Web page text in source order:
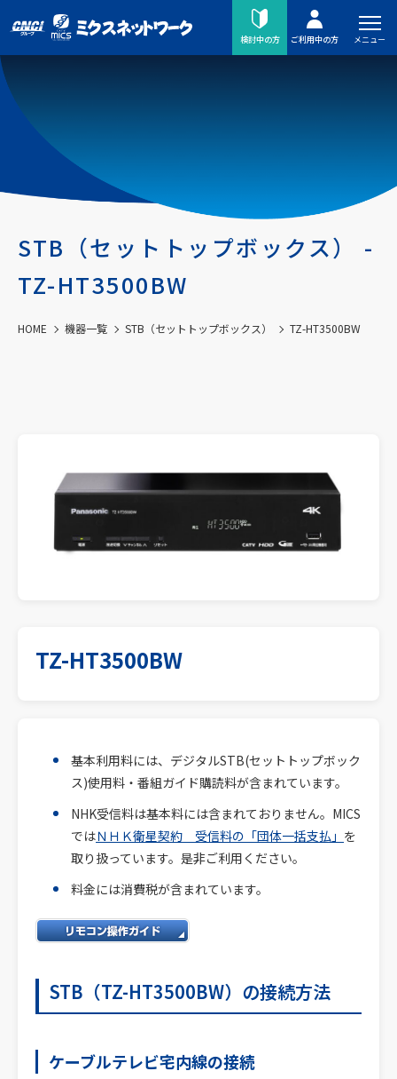
検討中の方 ご利用中の方 メニュー
STB（セットトップボックス） -
TZ-HT3500BW
HOME 機器一覧 STB（セットトップボックス） TZ-HT3500BW
TZ-HT3500BW
基本利用料には、デジタルSTB(セットトップボック
ス)使用料・番組ガイド購読料が含まれています。
NHK受信料は基本料には含まれておりません。MICS
ではＮＨＫ衛星契約 受信料の「団体一括支払」 を
取り扱っています。是非ご利用ください。
料金には消費税が含まれています。
STB（TZ-HT3500BW）の接続方法
ケーブルテレビ宅内線の接続